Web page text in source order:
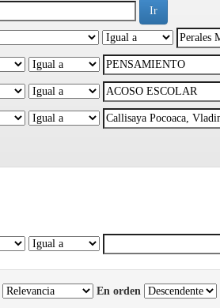
En orden